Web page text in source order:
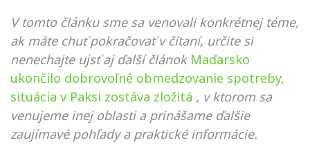
V tomto článku sme sa venovali konkrétnej téme,
ak máte chuť pokračovať v čítaní, určite si
nenechajte ujsť aj ďalší článok Maďarsko
ukončilo dobrovoľné obmedzovanie spotreby,
situácia v Paksi zostáva zložitá , v ktorom sa
venujeme inej oblasti a prinášame ďalšie
zaujímavé pohľady a praktické informácie.